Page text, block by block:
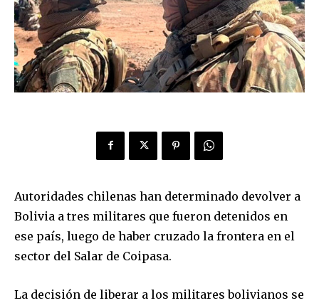
Autoridades chilenas han determinado devolver a
Bolivia a tres militares que fueron detenidos en
ese país, luego de haber cruzado la frontera en el
sector del Salar de Coipasa.
La decisión de liberar a los militares bolivianos se